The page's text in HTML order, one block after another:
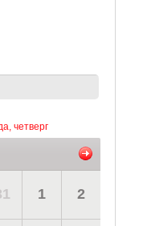
четверг
1 2